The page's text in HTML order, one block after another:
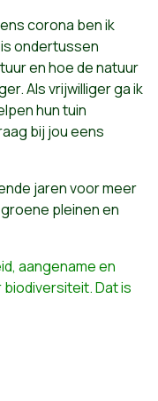
corona ben ik
ondertussen
en hoe de natuur
Als vrijwilliger ga ik
hun tuin
bij jou eens
jaren voor meer
pleinen en
aangename en
Dat is